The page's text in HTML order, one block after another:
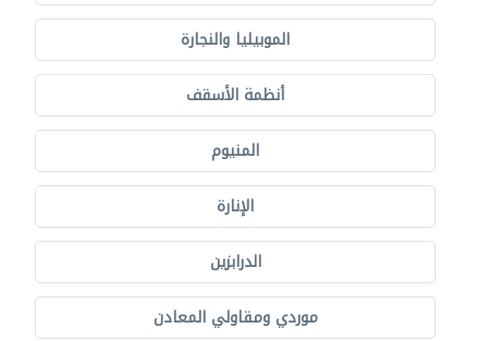
الموبيليا والنجارة
أنظمة الأسقف
المنيوم
الإنارة
الدرابزين
موردي ومقاولي المعادن